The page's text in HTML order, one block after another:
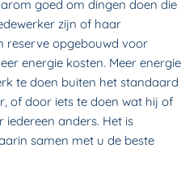
goed om dingen doen die
zijn of haar
reserve opgebouwd voor
energie kosten. Meer energie
te doen buiten het standaard
of door iets te doen wat hij of
anders. Het is
samen met u de beste